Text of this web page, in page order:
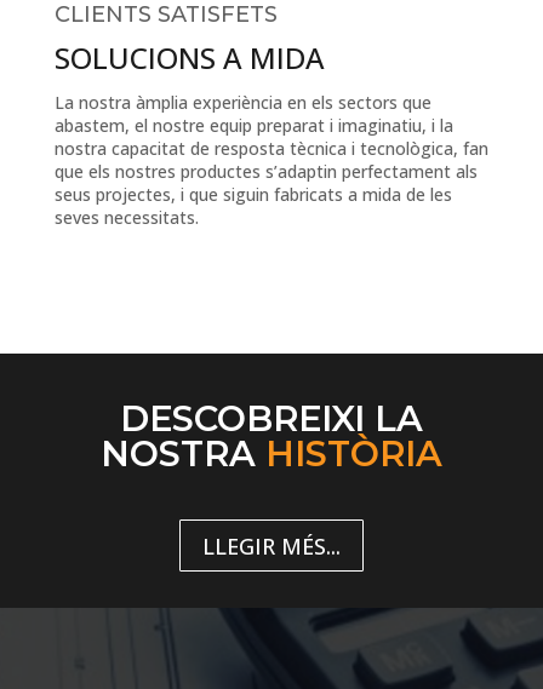
CLIENTS SATISFETS
SOLUCIONS A MIDA
La nostra àmplia experiència en els sectors que
abastem, el nostre equip preparat i imaginatiu, i la
nostra capacitat de resposta tècnica i tecnològica, fan
que els nostres productes s’adaptin perfectament als
seus projectes, i que siguin fabricats a mida de les
seves necessitats.
DESCOBREIXI LA
NOSTRA HISTÒRIA
LLEGIR MÉS...